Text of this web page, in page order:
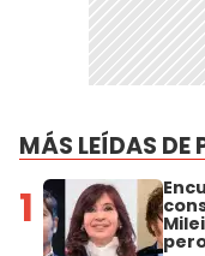
MÁS LEÍDAS DE
1